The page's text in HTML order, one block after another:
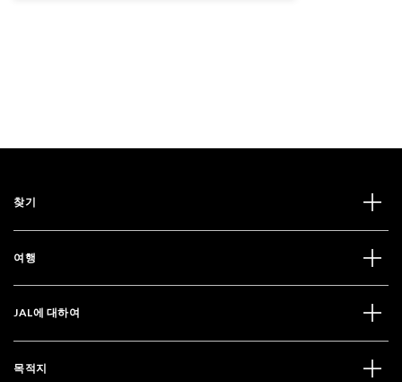
찾기
여행
JAL에 대하여
목적지